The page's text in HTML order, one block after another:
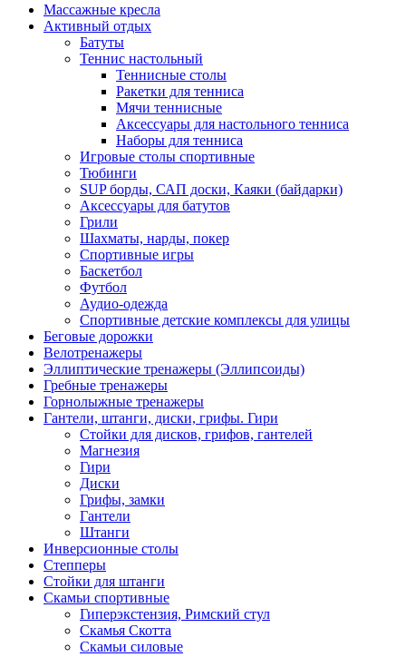
Массажные кресла
Активный отдых
Батуты
Теннис настольный
Теннисные столы
Ракетки для тенниса
Мячи теннисные
Аксессуары для настольного тенниса
Наборы для тенниса
Игровые столы спортивные
Тюбинги
SUP борды, САП доски, Каяки (байдарки)
Аксессуары для батутов
Грили
Шахматы, нарды, покер
Спортивные игры
Баскетбол
Футбол
Аудио-одежда
Спортивные детские комплексы для улицы
Беговые дорожки
Велотренажеры
Эллиптические тренажеры (Эллипсоиды)
Гребные тренажеры
Горнолыжные тренажеры
Гантели, штанги, диски, грифы. Гири
Стойки для дисков, грифов, гантелей
Магнезия
Гири
Диски
Грифы, замки
Гантели
Штанги
Инверсионные столы
Степперы
Стойки для штанги
Скамьи спортивные
Гиперэкстензия, Римский стул
Скамья Скотта
Скамьи силовые